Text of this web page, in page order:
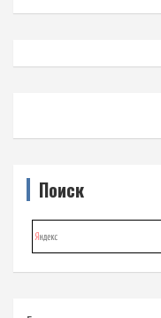
Поиск